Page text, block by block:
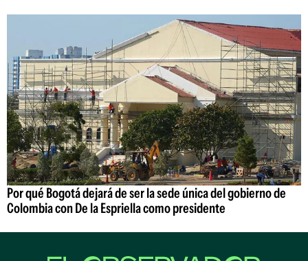
Por qué Bogotá dejará de ser la sede única del gobierno de
Colombia con De la Espriella como presidente